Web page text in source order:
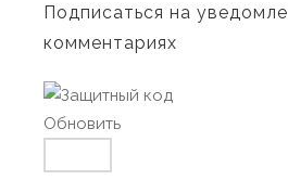
Подписаться на
комментариях
Обновить